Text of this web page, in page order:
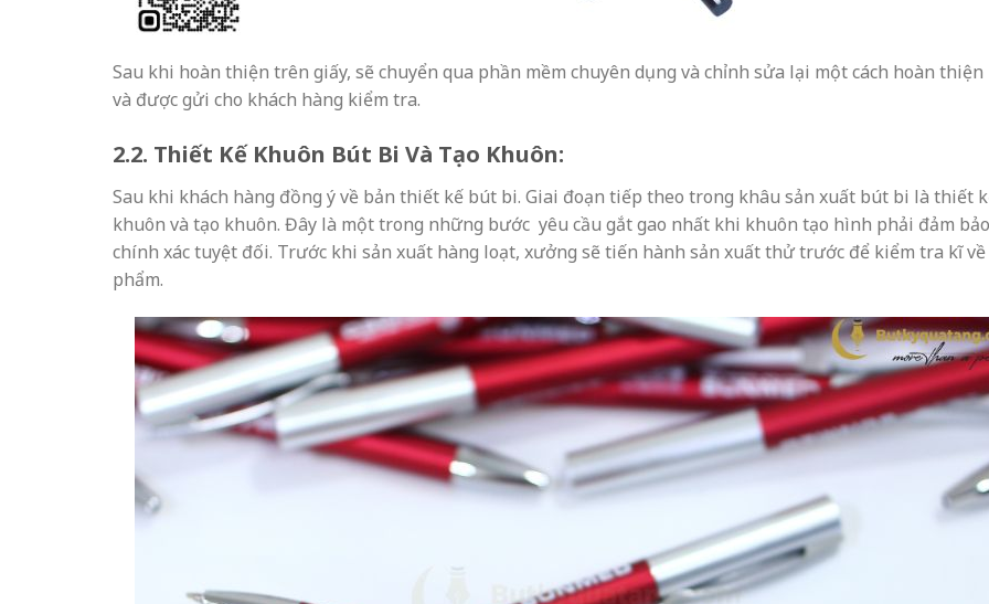
Sau khi hoàn thiện trên giấy, sẽ chuyển qua phần mềm chuyên dụng và chỉnh sửa lại một cách hoàn
và được gửi cho khách hàng kiểm tra.
2.2. Thiết Kế Khuôn Bút Bi Và Tạo Khuôn:
Sau khi khách hàng đồng ý về bản thiết kế bút bi. Giai đoạn tiếp theo trong khâu sản xuất bút bi là thiết
khuôn và tạo khuôn. Đây là một trong những bước yêu cầu gắt gao nhất khi khuôn tạo hình phải đảm
chính xác tuyệt đối. Trước khi sản xuất hàng loạt, xưởng sẽ tiến hành sản xuất thử trước để kiểm tra kĩ về
phẩm.